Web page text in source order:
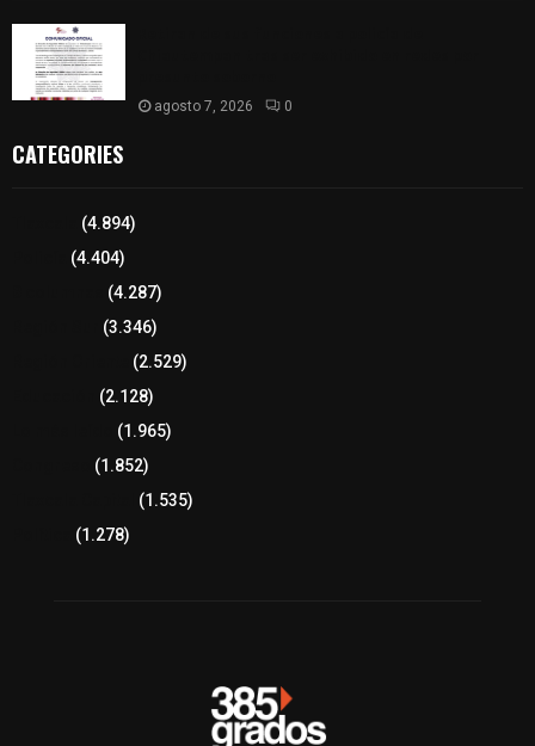
agosto 7, 2026 0
CATEGORIES
(4.894)
(4.404)
(4.287)
(3.346)
(2.529)
(2.128)
(1.965)
(1.852)
(1.535)
(1.278)